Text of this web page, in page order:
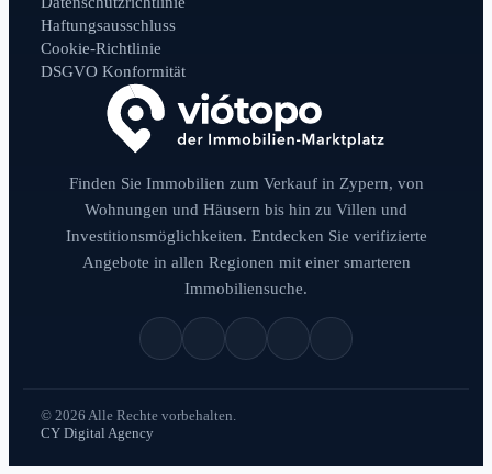
Haftungsausschluss
Cookie-Richtlinie
DSGVO Konformität
Finden Sie Immobilien zum Verkauf in Zypern, von
Wohnungen und Häusern bis hin zu Villen und
Investitionsmöglichkeiten. Entdecken Sie verifizierte
Angebote in allen Regionen mit einer smarteren
Immobiliensuche.
© 2026 Alle Rechte vorbehalten.
CY Digital Agency